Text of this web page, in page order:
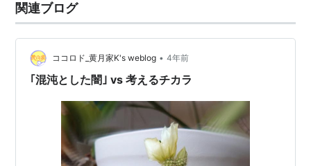
関連ブログ
ココロド_黄月家K's weblog • 4年前
｢混沌とした闇｣ vs 考えるチカラ